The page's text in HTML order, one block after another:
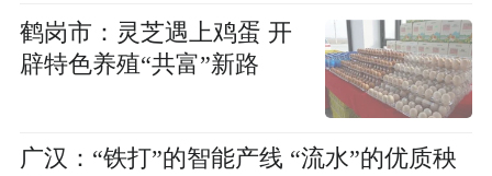
鹤岗市：灵芝遇上鸡蛋 开
辟特色养殖“共富”新路
广汉：“铁打”的智能产线 “流水”的优质秧